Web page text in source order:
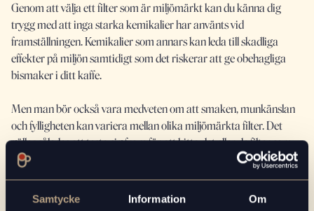
Samtycke Information Om
Genom att välja ett filter som är miljömärkt kan du känna dig
trygg med att inga starka kemikalier har använts vid
framställningen. Kemikalier som annars kan leda till skadliga
effekter på miljön samtidigt som det riskerar att ge obehagliga
bismaker i ditt kaffe.
Men man bör också vara medveten om att smaken, munkänslan
och fylligheten kan variera mellan olika miljömärkta filter. Det
gäller således att testa sig fram för att hitta det eller de filter som
tilltalar just dina smaklökar.